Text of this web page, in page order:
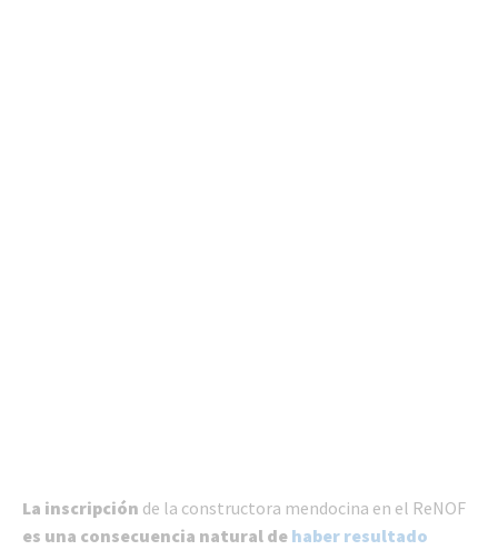
La inscripción de la constructora mendocina en el ReNOF
es una consecuencia natural de haber resultado